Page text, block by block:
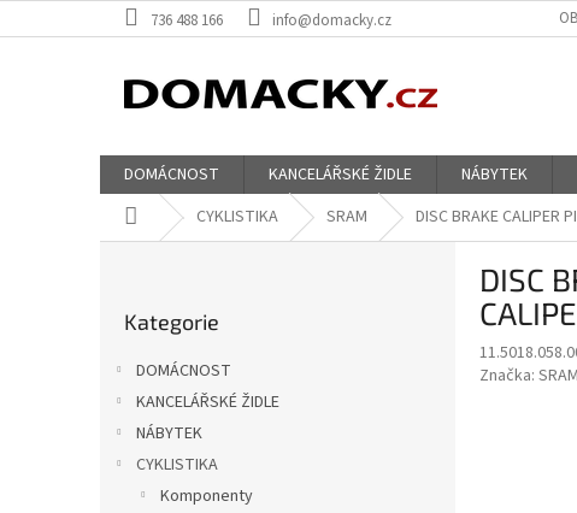
na
736 488 166 info@domacky.cz
DOMÁCNOST KANCELÁŘSKÉ ŽIDLE NÁBYTEK
Domů CYKLISTIKA SRAM DISC BRAKE CALIPER
kategorie
Kategorie
DOMÁCNOST
KANCELÁŘSKÉ ŽIDLE
NÁBYTEK
CYKLISTIKA
Komponenty
DISC
Značka: SRAM